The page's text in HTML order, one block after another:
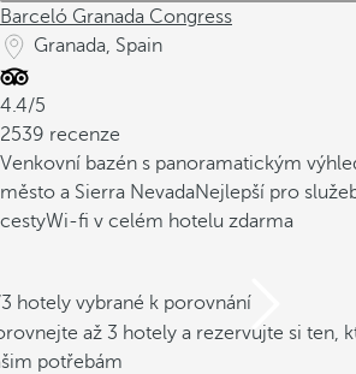
Barceló Granada Congress
Granada, Spain
4.4/5
2539 recenze
Venkovní bazén s panoramatickým
město a Sierra NevadaNejlepší pro
cestyWi-fi v celém hotelu zdarma
hotely vybrané k porovnání
až 3 hotely a rezervujte si ten,
potřebám